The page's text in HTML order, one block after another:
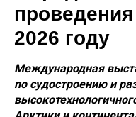
2026 году
Международная
по судостроению и